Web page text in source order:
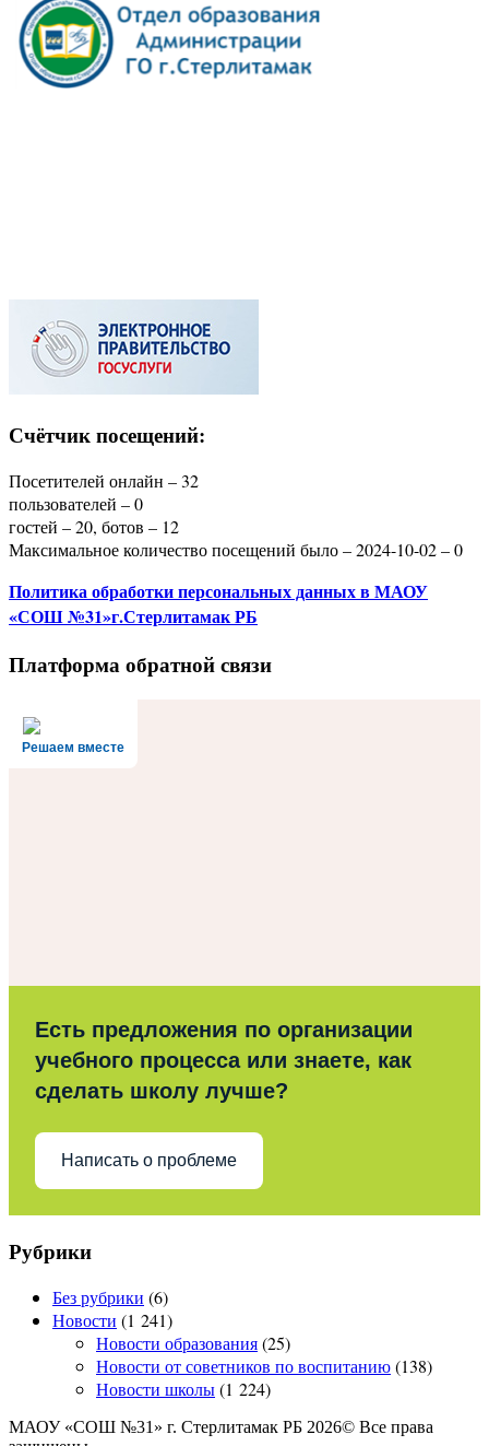
Счётчик посещений:
Посетителей онлайн – 32
пользователей – 0
гостей – 20, ботов – 12
Максимальное количество посещений было – 2024-10-02 – 0
Политикаобработки персональных данныхв МАОУ
«СОШ №31»г.Стерлитамак РБ
Платформа обратной связи
Решаем вместе
Есть предложения по организации
учебного процесса или знаете, как
сделать школу лучше?
Написать о проблеме
Рубрики
Без рубрики (6)
Новости (1 241)
Новости образования(25)
Новости от советников по воспитанию(138)
Новости школы(1 224)
МАОУ «СОШ №31» г. Стерлитамак РБ 2026© Все права